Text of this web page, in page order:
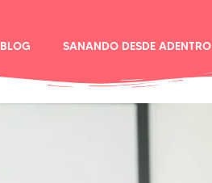
BLOG SANANDO DESDE ADENTRO